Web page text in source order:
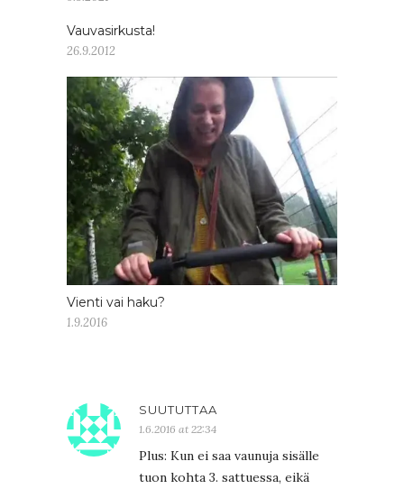
Vauvasirkusta!
26.9.2012
Vienti vai haku?
1.9.2016
SUUTUTTAA
1.6.2016 at 22:34
Plus: Kun ei saa vaunuja sisälle
tuon kohta 3. sattuessa, eikä